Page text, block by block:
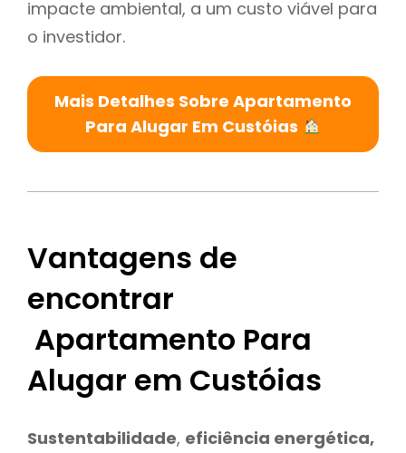
impacte ambiental, a um custo viável para
o investidor.
Mais Detalhes Sobre Apartamento
Para Alugar Em Custóias
Vantagens de
encontrar
Apartamento Para
Alugar em Custóias
Sustentabilidade, eficiência energética,